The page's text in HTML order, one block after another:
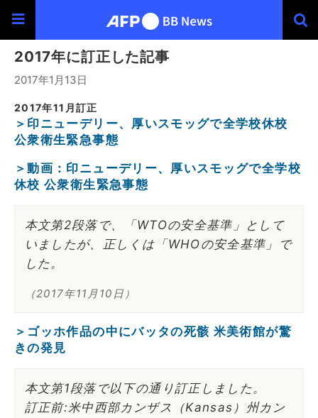
2017年に訂正した記事
2017年1月13日
2017年11月訂正
＞印ニューデリー、厚いスモッグで全学校休校
公衆衛生緊急事態
＞動画：印ニューデリー、厚いスモッグで全学校
休校 公衆衛生緊急事態
本文第2段落で、「WTOの安全基準」として
いましたが、正しくは「WHOの安全基準」で
した。
（2017年11月10日）
＞ゴッホ作品の中にバッタの死骸 米美術館が驚
きの発見
本文第1段落で以下の通り訂正しました。
訂正前:米中西部カンザス（Kansas）州カン